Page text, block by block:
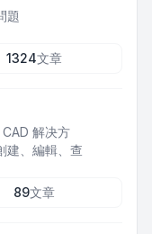
題
1324文章
解决方
建、編輯、查
89文章